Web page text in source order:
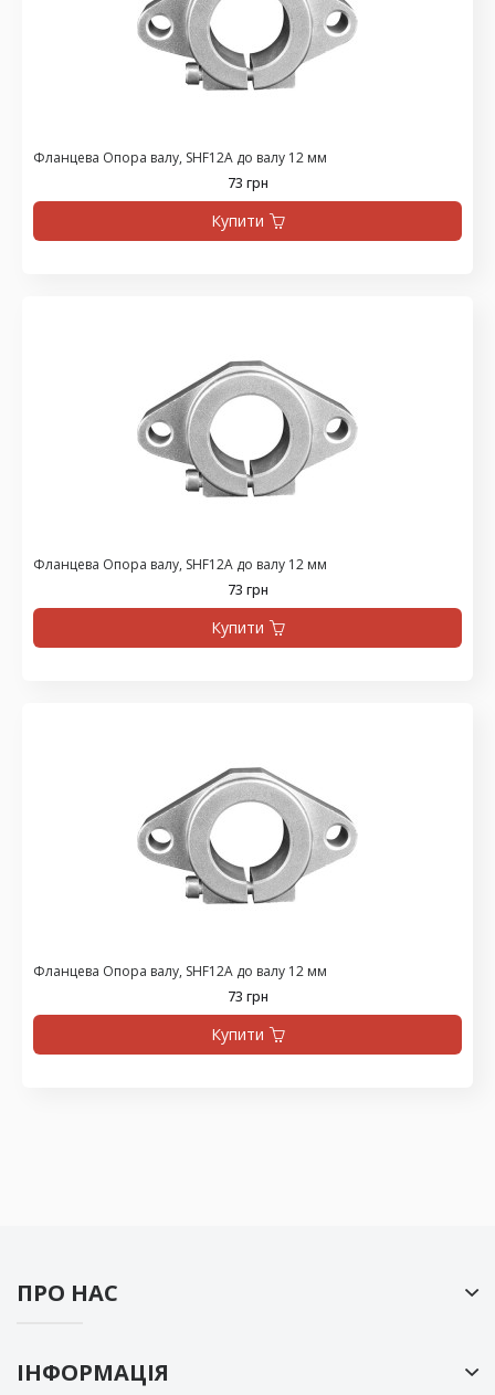
Фланцева Опора валу, SHF12A до валу 12 мм
73 грн
Купити
Фланцева Опора валу, SHF12A до валу 12 мм
73 грн
Купити
Фланцева Опора валу, SHF12A до валу 12 мм
73 грн
Купити
ПРО НАС
ІНФОРМАЦІЯ